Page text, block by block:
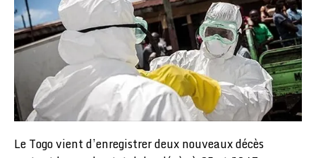
Le Togo vient d’enregistrer deux nouveaux décès